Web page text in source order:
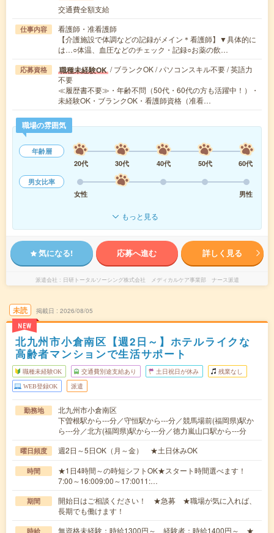
交通費全額支給
仕事内容
看護師・准看護師
【介護施設で体調などの記録がメイン＊看護師】▼具体的に
は…○体温、血圧などのチェック・記録○お薬の飲…
応募資格 職種未経験OK / ブランクOK / パソコンスキル不要 / 英語力
不要
≪履歴書不要≫・年齢不問（50代・60代の方も活躍中！）・
未経験OK・ブランクOK・看護師資格（准看…
職場の雰囲気
年齢層
20代
30代 40代 50代
60代
男女比率
女性
男性
もっと見る
気になる! 応募へ進む 詳しく見る
派遣会社 日研トータルソーシング株式会社 メディカルケア事業部 ナース派遣
未読
NEW
掲載日 2026/08/05
北九州市小倉南区【週2日～】ホテルライクな
高齢者マンションで生活サポート
職種未経験OK 交通費別途支給あり 土日祝日が休み 残業なし
WEB登録OK 派遣
勤務地
北九州市小倉南区
下曽根駅から---分／守恒駅から---分／競馬場前(福岡県)駅か
ら---分／北方(福岡県)駅から---分／徳力嵐山口駅から---分
曜日頻度 週2日～5日OK（月～金） ★土日休みOK
時間
★1日4時間～の時短シフトOK★スタート時間選べます！
7:00～16:009:00～17:0011:…
期間
開始日はご相談ください！ ★急募 ★職場が気に入れば、
長期でも働けます！
時給 無資格未経験：時給1300円～ 経験者：時給1400円～ ★